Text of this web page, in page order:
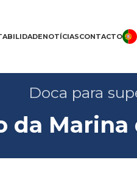
NOTÍCIASCONTACTO
Doca para
da Marina